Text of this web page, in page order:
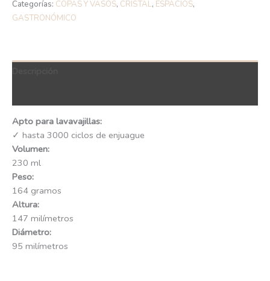
Categorías: COPAS Y VASOS, CRISTAL, ESPACIOS,
GASTRONÓMICO
Apto para lavavajillas:
✓ hasta 3000 ciclos de enjuague
Volumen:
230 ml
Peso:
164 gramos
Altura:
147 milímetros
Diámetro:
95 milímetros